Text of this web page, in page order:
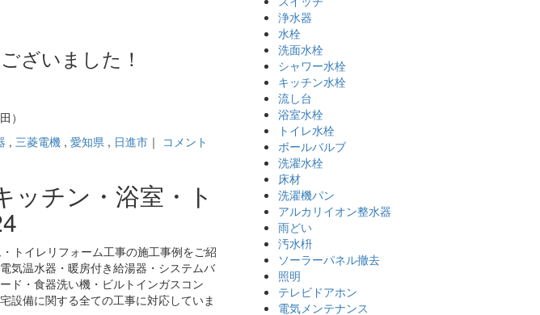
ざいました！
）
, 三菱電機 , 愛知県 , 日進市 ｜ コメント
ッチン・浴室・ト
トイレリフォーム工事の施工事例をご紹
気温水器・暖房付き給湯器・システムバ
ド・食器洗い機・ビルトインガスコン
設備に関する全ての工事に対応していま
浄水器
水栓
洗面水栓
シャワー水栓
キッチン水栓
流し台
浴室水栓
トイレ水栓
ボールバルブ
洗濯水栓
床材
洗濯機パン
アルカリイオン整水器
雨どい
汚水枡
ソーラーパネル撤去
照明
テレビドアホン
電気メンテナンス